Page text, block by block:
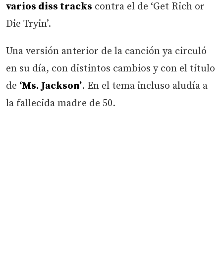
varios diss tracks contra el de ‘Get Rich or
Die Tryin’.
Una versión anterior de la canción ya circuló
en su día, con distintos cambios y con el título
de ‘Ms. Jackson’. En el tema incluso aludía a
la fallecida madre de 50.